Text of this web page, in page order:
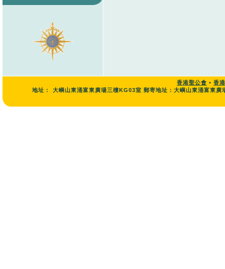
香港聖公會 • 香
地址：
大嶼山東涌富東廣場三樓KG03室 郵寄地址：大嶼山東涌富東